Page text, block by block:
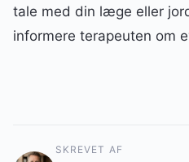
tale med din læge eller
informere terapeuten om
SKREVET AF